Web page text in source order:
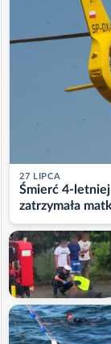
27 LIPCA
Śmierć 4-
zatrzymała